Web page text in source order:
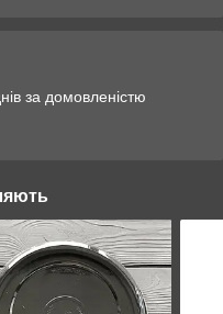
за домовленістю